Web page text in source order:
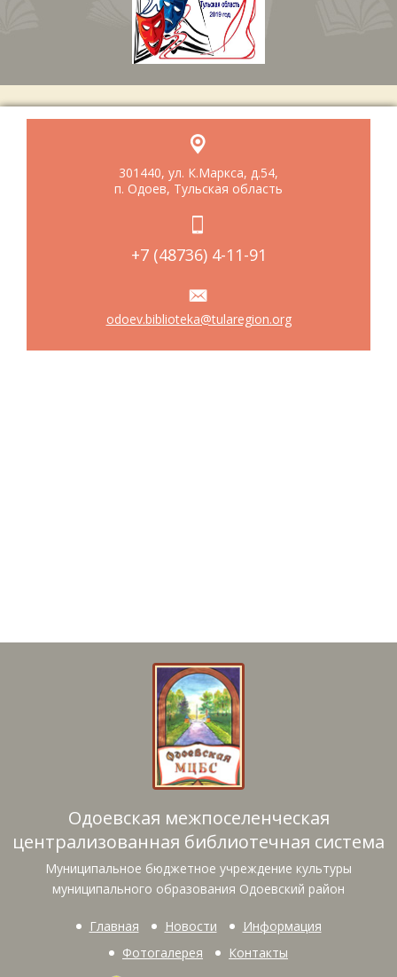
301440, ул. К.Маркса, д.54,
п. Одоев, Тульская область
+7 (48736) 4-11-91
odoev.biblioteka@tularegion.org
Одоевская межпоселенческая
централизованная библиотечная система
Муниципальное бюджетное учреждение культуры
муниципального образования Одоевский район
Главная Новости
Информация
Фотогалерея
Контакты